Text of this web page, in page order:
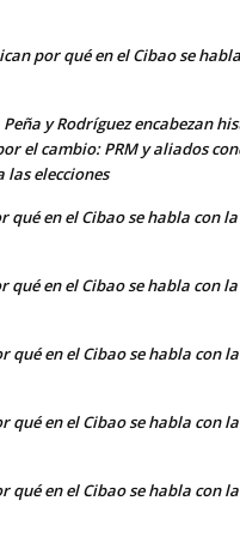
por qué en el Cibao se
y Rodríguez encabezan
el cambio: PRM y aliados
las elecciones
qué en el Cibao se habla con
qué en el Cibao se habla con
qué en el Cibao se habla con
qué en el Cibao se habla con
qué en el Cibao se habla con